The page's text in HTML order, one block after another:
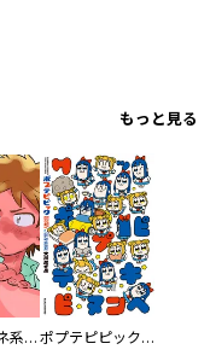
もっと見る
ウンディーネ系彼氏 ポプテピピック SEASON EIGHT